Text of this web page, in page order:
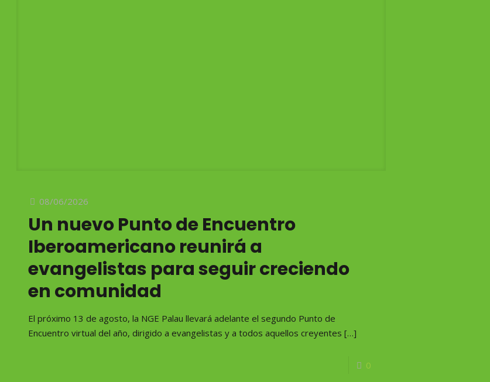
08/06/2026
Un nuevo Punto de Encuentro
Iberoamericano reunirá a
evangelistas para seguir creciendo
en comunidad
El próximo 13 de agosto, la NGE Palau llevará adelante el segundo Punto de
Encuentro virtual del año, dirigido a evangelistas y a todos aquellos creyentes […]
0